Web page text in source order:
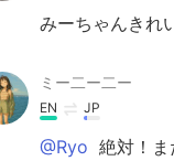
みーちゃんきれ
ミー二ー二ー
EN JP
@Ryo 絶対！